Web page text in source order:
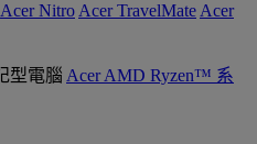
Acer Nitro Acer TravelMate Acer
Acer AMD Ryzen™ 系